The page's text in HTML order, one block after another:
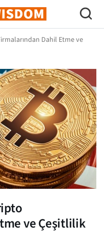
Dahil Etme ve
ve Çeşitlilik